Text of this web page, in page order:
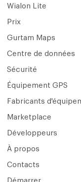
Wialon Lite
Prix
Gurtam Maps
Centre de données
Sécurité
Équipement GPS
Fabricants
Marketplace
Développeurs
À propos
Contacts